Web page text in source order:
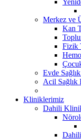
Merkez ve
Kan
Fizik
Evde
Acil Sağlık
Kliniklerimiz
Dahili